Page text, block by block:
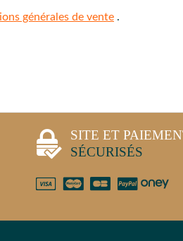
générales de vente .
SITE ET
SÉCURISÉS